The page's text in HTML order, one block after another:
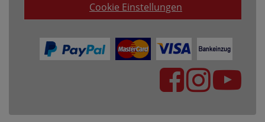
Cookie Einstellungen